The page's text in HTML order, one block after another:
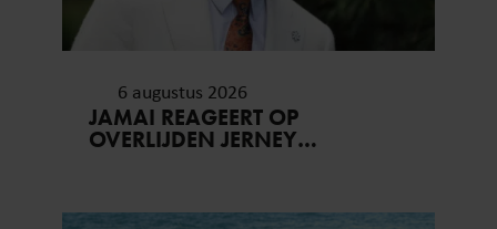
6 augustus 2026
JAMAI REAGEERT OP
OVERLIJDEN JERNEY
VERGETEN’